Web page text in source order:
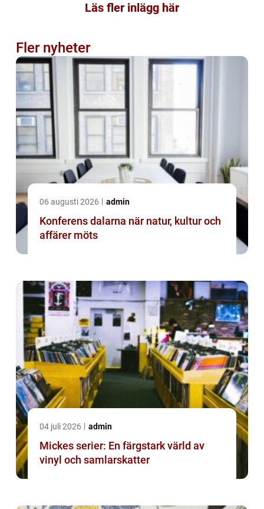
Läs fler inlägg här
Fler nyheter
06 augusti 2026 admin
Konferens dalarna när natur, kultur och
affärer möts
04 juli 2026 admin
Mickes serier: En färgstark värld av
vinyl och samlarskatter